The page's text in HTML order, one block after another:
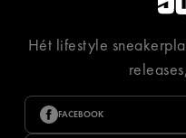
Hét lifestyle
FACEBOOK